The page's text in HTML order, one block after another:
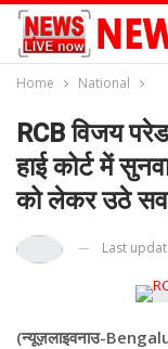
Home National
RCB विजय
हाई कोर्ट में
को लेकर उठे
Last
(न्यूज़लाइवनाउ-